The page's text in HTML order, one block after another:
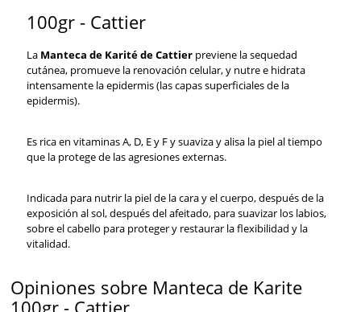
100gr - Cattier
La Manteca de Karité de Cattier previene la sequedad
cutánea, promueve la renovación celular, y nutre e hidrata
intensamente la epidermis (las capas superficiales de la
epidermis).
Es rica en vitaminas A, D, E y F y suaviza y alisa la piel al tiempo
que la protege de las agresiones externas.
Indicada para nutrir la piel de la cara y el cuerpo, después de la
exposición al sol, después del afeitado, para suavizar los labios,
sobre el cabello para proteger y restaurar la flexibilidad y la
vitalidad.
Opiniones sobre Manteca de Karite